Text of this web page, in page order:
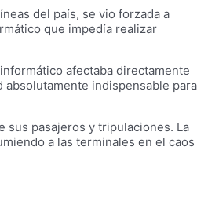
del país, se vio forzada a
que impedía realizar
afectaba directamente
indispensable para
sus pasajeros y tripulaciones. La
a las terminales en el caos